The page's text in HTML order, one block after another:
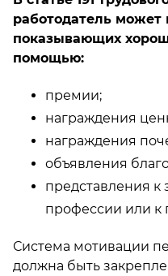
работодатель может
показывающих
помощью:
премии;
награждения
награждения
объявления
представления к
профессии или к
Система мотивации
должна быть